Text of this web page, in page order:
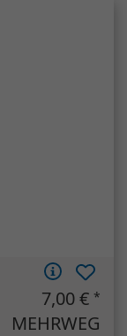
7,00 € *
MEHRWEG